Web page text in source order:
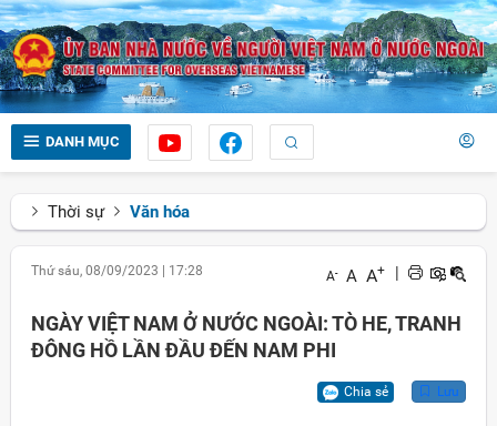
DANH MỤC
Thời sự Văn hóa
Thứ sáu, 08/09/2023 17:28 A- A A+ |
NGÀY VIỆT NAM Ở NƯỚC NGOÀI: TÒ HE, TRANH
ĐÔNG HỒ LẦN ĐẦU ĐẾN NAM PHI
Chia sẻ Lưu